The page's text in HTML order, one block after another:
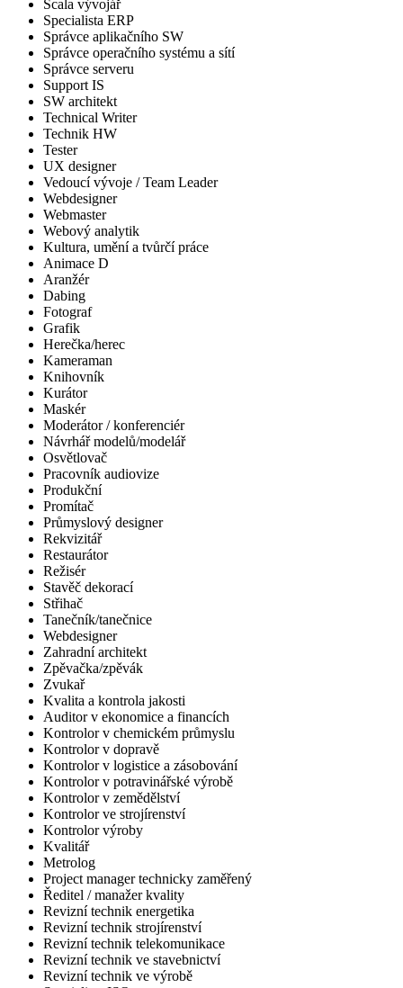
Scala vývojář
Specialista ERP
Správce aplikačního SW
Správce operačního systému a sítí
Správce serveru
Support IS
SW architekt
Technical Writer
Technik HW
Tester
UX designer
Vedoucí vývoje / Team Leader
Webdesigner
Webmaster
Webový analytik
Kultura, umění a tvůrčí práce
Animace D
Aranžér
Dabing
Fotograf
Grafik
Herečka/herec
Kameraman
Knihovník
Kurátor
Maskér
Moderátor / konferenciér
Návrhář modelů/modelář
Osvětlovač
Pracovník audiovize
Produkční
Promítač
Průmyslový designer
Rekvizitář
Restaurátor
Režisér
Stavěč dekorací
Střihač
Tanečník/tanečnice
Webdesigner
Zahradní architekt
Zpěvačka/zpěvák
Zvukař
Kvalita a kontrola jakosti
Auditor v ekonomice a financích
Kontrolor v chemickém průmyslu
Kontrolor v dopravě
Kontrolor v logistice a zásobování
Kontrolor v potravinářské výrobě
Kontrolor v zemědělství
Kontrolor ve strojírenství
Kontrolor výroby
Kvalitář
Metrolog
Project manager technicky zaměřený
Ředitel / manažer kvality
Revizní technik energetika
Revizní technik strojírenství
Revizní technik telekomunikace
Revizní technik ve stavebnictví
Revizní technik ve výrobě